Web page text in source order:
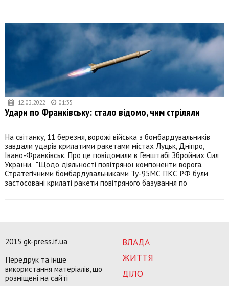
12.03.2022 01:35
Удари по Франківську: стало відомо, чим стріляли
На світанку, 11 березня, ворожі війська з бомбардувальників
завдали ударів крилатими ракетами містах Луцьк, Дніпро,
Івано-Франківськ. Про це повідомили в Генштабі Збройних Сил
України. "Щодо діяльності повітряної компоненти ворога.
Стратегічними бомбардувальниками Ту-95МС ПКС РФ були
застосовані крилаті ракети повітряного базування по
ВЛАДА
ЖИТТЯ
ДІЛО
2015 gk-press.if.ua
Передрук та інше
використання матеріалів, що
розміщені на сайті